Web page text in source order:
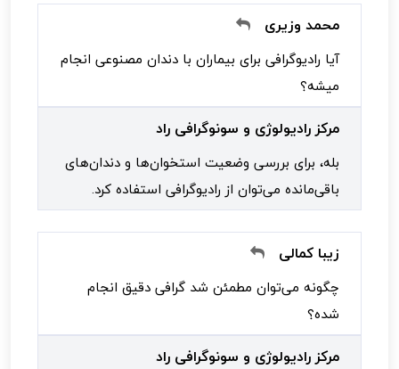
محمد وزیری
آیا رادیوگرافی برای بیماران با دندان مصنوعی انجام
میشه؟
مرکز رادیولوژی و سونوگرافی راد
بله، برای بررسی وضعیت استخوان‌ها و دندان‌های
باقی‌مانده می‌توان از رادیوگرافی استفاده کرد.
زیبا کمالی
چگونه می‌توان مطمئن شد گرافی دقیق انجام
شده؟
مرکز رادیولوژی و سونوگرافی راد